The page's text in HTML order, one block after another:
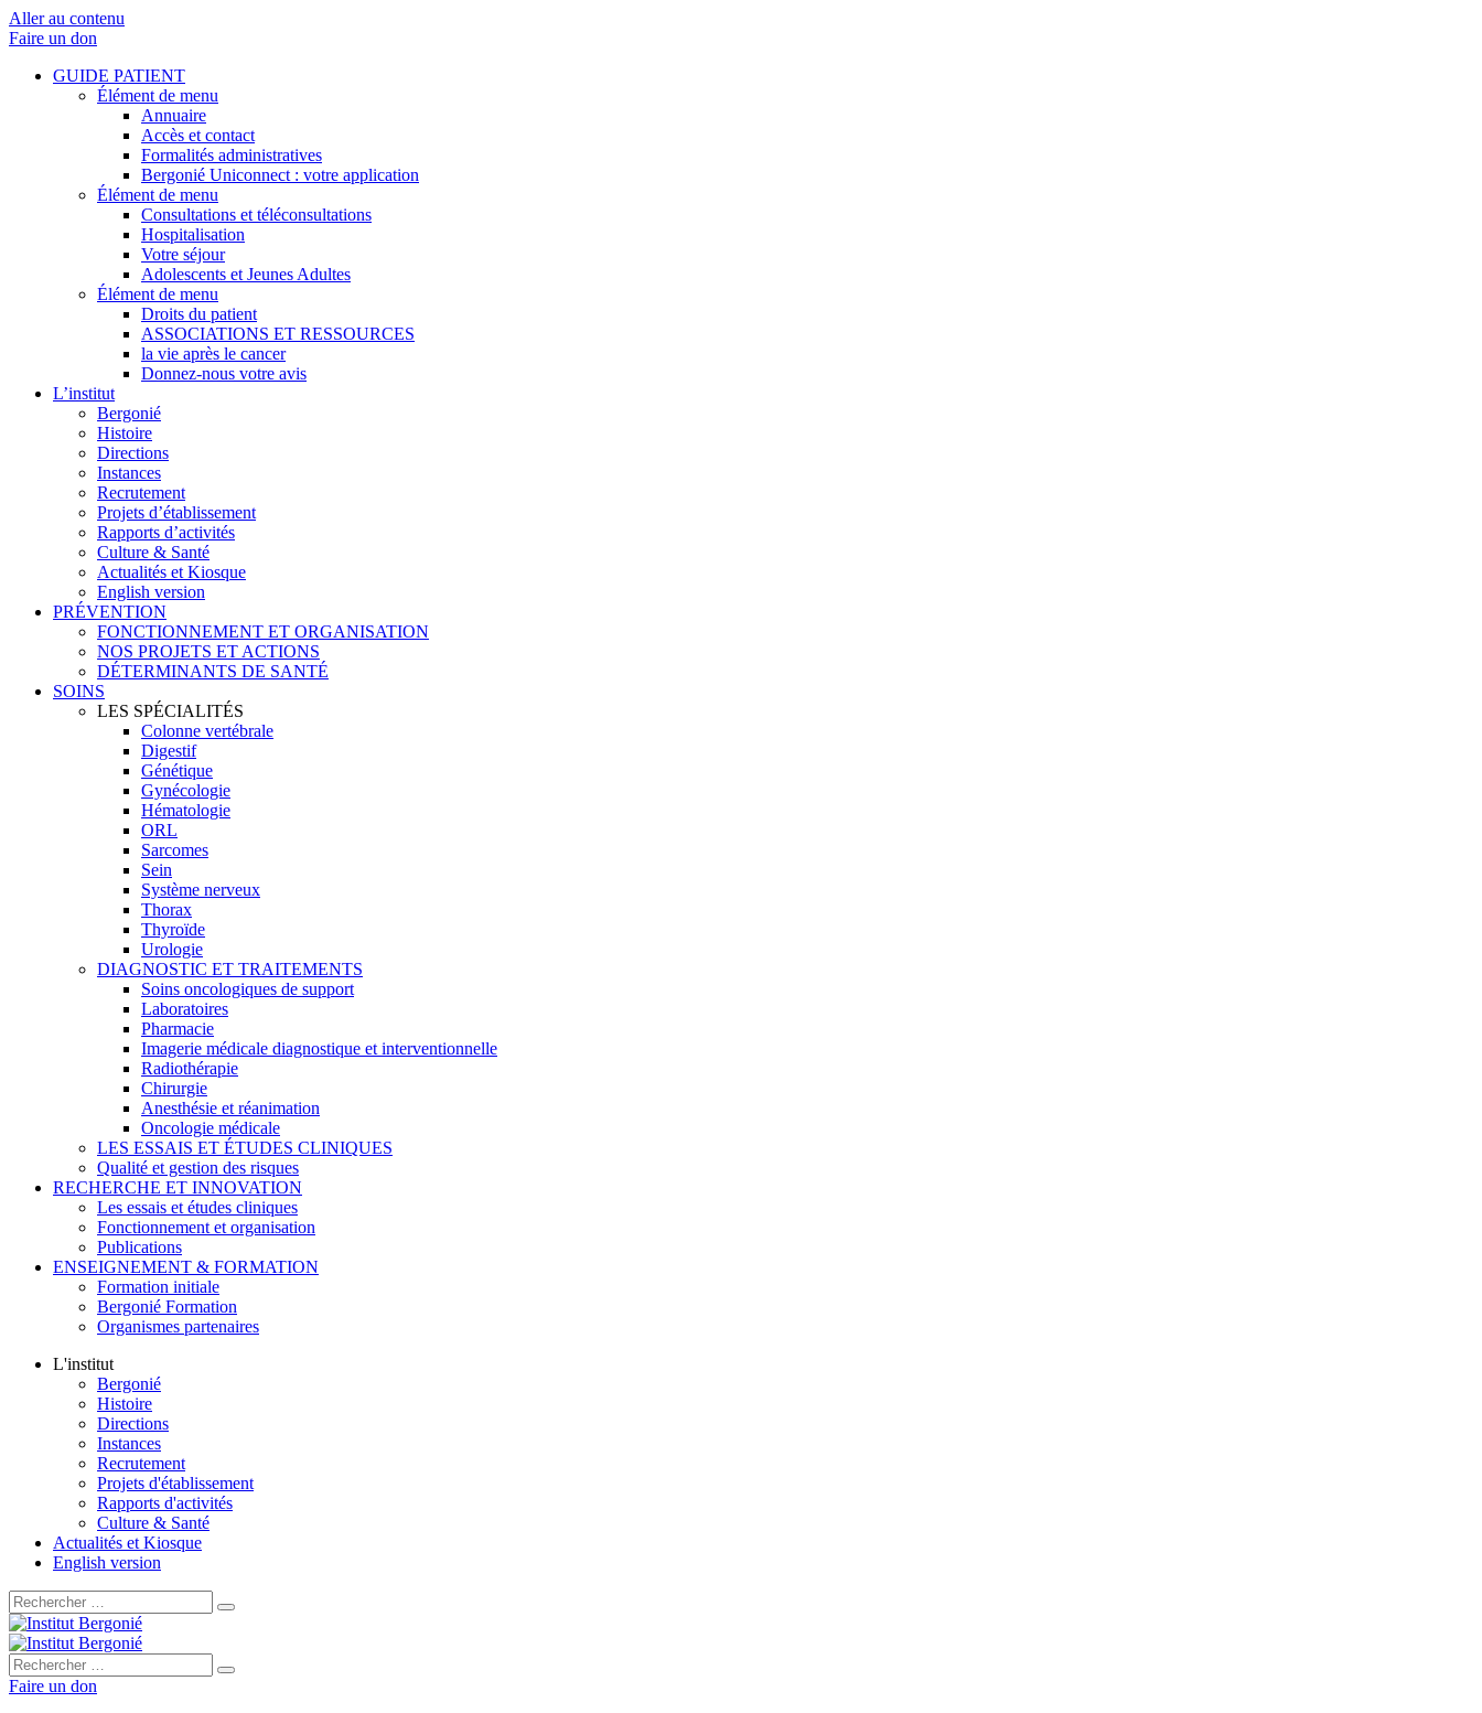
Aller au contenu
Faire un don
GUIDE PATIENT
Élément de menu
Annuaire
Accès et contact
Formalités administratives
Bergonié Uniconnect : votre application
Élément de menu
Consultations et téléconsultations
Hospitalisation
Votre séjour
Adolescents et Jeunes Adultes
Élément de menu
Droits du patient
ASSOCIATIONS ET RESSOURCES
la vie après le cancer
Donnez-nous votre avis
L’institut
Bergonié
Histoire
Directions
Instances
Recrutement
Projets d’établissement
Rapports d’activités
Culture & Santé
Actualités et Kiosque
English version
PRÉVENTION
FONCTIONNEMENT ET ORGANISATION
NOS PROJETS ET ACTIONS
DÉTERMINANTS DE SANTÉ
SOINS
LES SPÉCIALITÉS
Colonne vertébrale
Digestif
Génétique
Gynécologie
Hématologie
ORL
Sarcomes
Sein
Système nerveux
Thorax
Thyroïde
Urologie
DIAGNOSTIC ET TRAITEMENTS
Soins oncologiques de support
Laboratoires
Pharmacie
Imagerie médicale diagnostique et interventionnelle
Radiothérapie
Chirurgie
Anesthésie et réanimation
Oncologie médicale
LES ESSAIS ET ÉTUDES CLINIQUES
Qualité et gestion des risques
RECHERCHE ET INNOVATION
Les essais et études cliniques
Fonctionnement et organisation
Publications
ENSEIGNEMENT & FORMATION
Formation initiale
Bergonié Formation
Organismes partenaires
L'institut
Bergonié
Histoire
Directions
Instances
Recrutement
Projets d'établissement
Rapports d'activités
Culture & Santé
Actualités et Kiosque
English version
Rechercher :
Rechercher :
Faire un don